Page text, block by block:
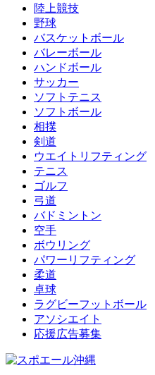
陸上競技
野球
バスケットボール
バレーボール
ハンドボール
サッカー
ソフトテニス
ソフトボール
相撲
剣道
ウエイトリフティング
テニス
ゴルフ
弓道
バドミントン
空手
ボウリング
パワーリフティング
柔道
卓球
ラグビーフットボール
アソシエイト
応援広告募集